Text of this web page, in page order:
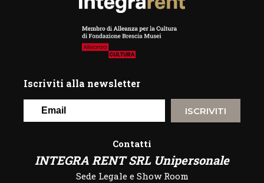
Iscriviti alla newsletter
ISCRIVITI
Contatti
INTEGRA RENT SRL Unipersonale
Sede Legale e Show Room